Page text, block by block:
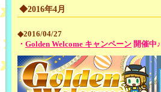
◆2016年4月
◆2016/04/27
・ Golden Welcome キャンペーン開催中♪